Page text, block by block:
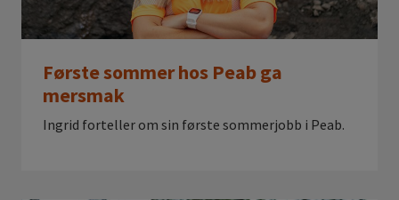
Første sommer hos Peab ga
mersmak
Ingrid forteller om sin første sommerjobb i Peab.